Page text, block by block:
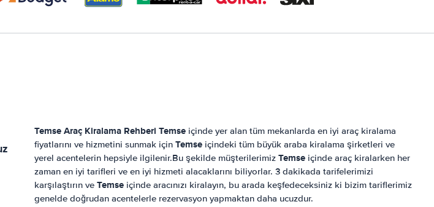
TemseAraç Kiralama Rehberi Temse içinde yer alan tüm mekanlarda en iyi araç kiralama
fiyatlarını ve hizmetini sunmak için Temse içindeki tüm büyük araba kiralama şirketleri ve
yerel acentelerin hepsiyle ilgilenir.Bu şekilde müşterilerimiz Temse içinde araç kiralarken her
zaman en iyi tarifleri ve en iyi hizmeti alacaklarını biliyorlar. 3 dakikada tarifelerimizi
karşılaştırın ve Temse içinde aracınızı kiralayın, bu arada keşfedeceksiniz ki bizim tariflerimiz
genelde doğrudan acentelerle rezervasyon yapmaktan daha ucuzdur.